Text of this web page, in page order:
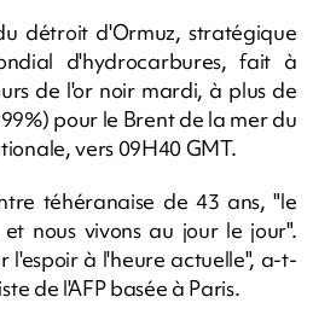
détroit d'Ormuz, stratégique
d'hydrocarbures, fait à
de l'or noir mardi, à plus de
pour le Brent de la mer du
vers 09H40 GMT.
téhéranaise de 43 ans, "le
nous vivons au jour le jour".
l'espoir à l'heure actuelle", a-t-
de l'AFP basée à Paris.